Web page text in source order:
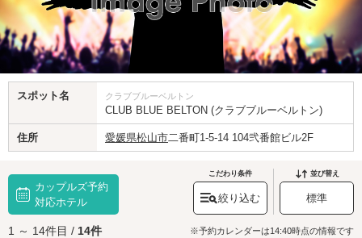
スポット名 クラブブルーベルトン
CLUB BLUE BELTON (クラブブルーベルトン)
住所 愛媛県松山市二番町1-5-14 104弐番館ビル2F
カップルズ予約
対応ホテル
こだわり条件
絞り込む
並び替え
標準
1 ～ 14件目 / 14件 ※予約カレンダーは14:40時点の情報です